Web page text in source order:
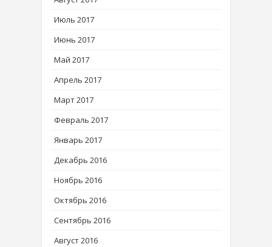
Июль 2017
Июнь 2017
Май 2017
Апрель 2017
Март 2017
Февраль 2017
Январь 2017
Декабрь 2016
Ноябрь 2016
Октябрь 2016
Сентябрь 2016
Август 2016